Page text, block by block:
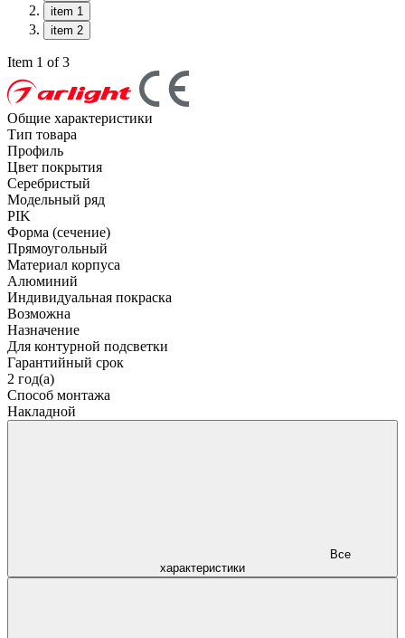
item 1
item 2
Item 1 of 3
Общие характеристики
Тип товара
Профиль
Цвет покрытия
Серебристый
Модельный ряд
PIK
Форма (сечение)
Прямоугольный
Материал корпуса
Алюминий
Индивидуальная покраска
Возможна
Назначение
Для контурной подсветки
Гарантийный срок
2 год(а)
Способ монтажа
Накладной
характеристики